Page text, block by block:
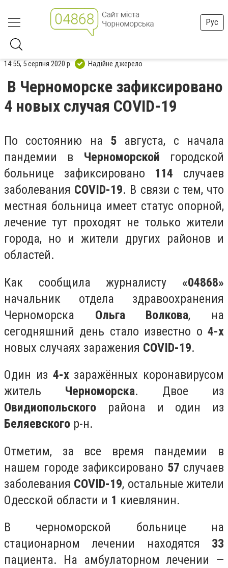
Рус
14:55, 5 серпня 2020 р. Надійне джерело
В Черноморске зафиксировано
4 новых случая COVID-19
По состоянию на 5 августа, с начала
пандемии в Черноморской городской
больнице зафиксировано 114 случаев
заболевания COVID-19. В связи с тем, что
местная больница имеет статус опорной,
лечение тут проходят не только жители
города, но и жители других районов и
областей.
Как сообщила журналисту «04868»
начальник отдела здравоохранения
Черноморска Ольга Волкова, на
сегодняшний день стало известно о 4-х
новых случаях заражения COVID-19.
Один из 4-хзаражённых коронавирусом
житель Черноморска. Двое из
Овидиопольского района и один из
Беляевского р-н.
Отметим, за все время пандемии в
нашем городе зафиксировано 57 случаев
заболевания COVID-19, остальные жители
Одесской области и 1 киевлянин.
В черноморской больнице на
стационарном лечении находятся 33
пациента. На амбулаторном лечении —